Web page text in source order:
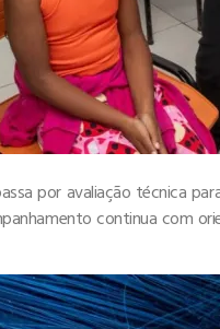
por avaliação técnica
continua com